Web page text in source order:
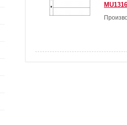
MU1316